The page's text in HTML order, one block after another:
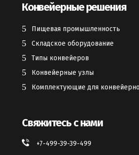
Конвейерные решения
Пищевая промышленность
Складское оборудование
Типы конвейеров
Конвейерные узлы
Комплектующие для
Свяжитесь с нами
+7-499-39-39-499